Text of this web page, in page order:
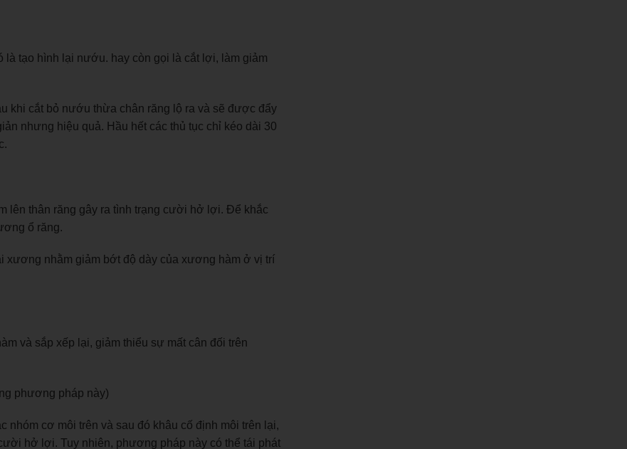
tạo hình lại nướu. hay còn gọi là cắt lợi, làm giảm
khi cắt bỏ nướu thừa chân răng lộ ra và sẽ được đẩy
nhưng hiệu quả. Hầu hết các thủ tục chỉ kéo dài 30
lên thân răng gây ra tình trạng cười hở lợi. Để khắc
ổ răng.
xương nhằm giảm bớt độ dày của xương hàm ở vị trí
và sắp xếp lại, giảm thiểu sự mất cân đối trên
phương pháp này)
cơ môi trên và sau đó khâu cố định môi trên lại,
hở lợi. Tuy nhiên, phương pháp này có thể tái phát